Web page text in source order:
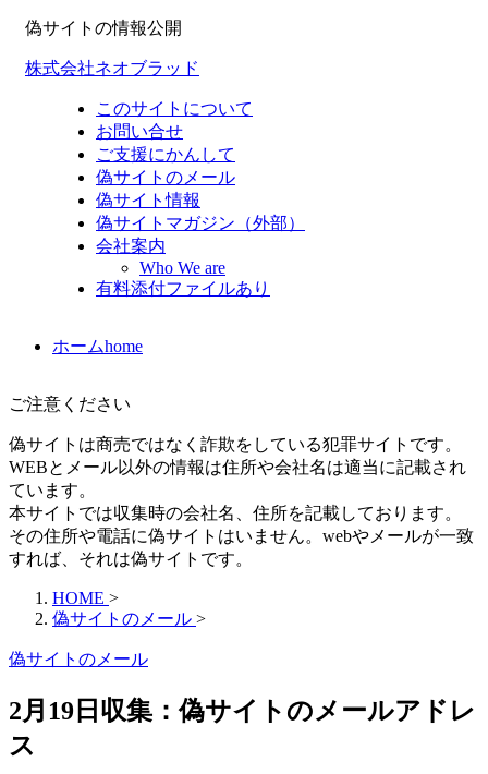
偽サイトの情報公開
株式会社ネオブラッド
このサイトについて
お問い合せ
ご支援にかんして
偽サイトのメール
偽サイト情報
偽サイトマガジン（外部）
会社案内
Who We are
有料添付ファイルあり
ホームhome
ご注意ください
偽サイトは商売ではなく詐欺をしている犯罪サイトです。
WEBとメール以外の情報は住所や会社名は適当に記載され
ています。
本サイトでは収集時の会社名、住所を記載しております。
その住所や電話に偽サイトはいません。webやメールが一致
すれば、それは偽サイトです。
HOME >
偽サイトのメール >
偽サイトのメール
2月19日収集：偽サイトのメールアドレ
ス